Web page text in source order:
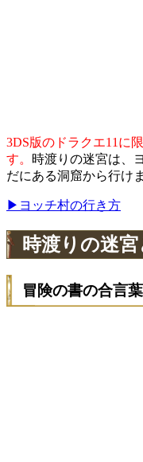
3DS版のドラクエ11に
す。 時渡りの迷宮は、
だにある洞窟から行け
▶ヨッチ村の行き方
時渡りの迷宮
冒険の書の合言